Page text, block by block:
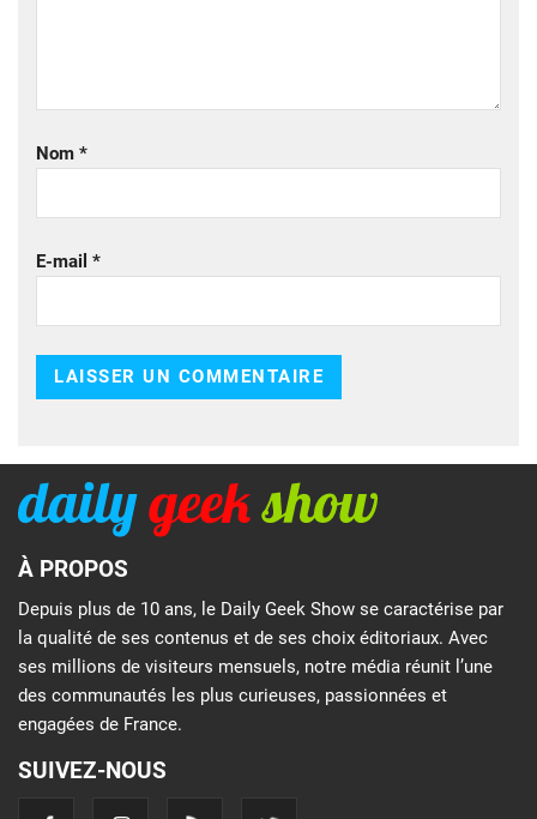
Nom *
E-mail *
À PROPOS
Depuis plus de 10 ans, le Daily Geek Show se caractérise par
la qualité de ses contenus et de ses choix éditoriaux. Avec
ses millions de visiteurs mensuels, notre média réunit l’une
des communautés les plus curieuses, passionnées et
engagées de France.
SUIVEZ-NOUS